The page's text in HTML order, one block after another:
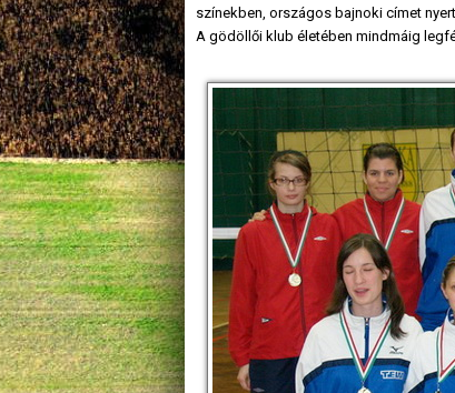
színekben, országos bajnoki címet
A gödöllői klub életében mindmáig